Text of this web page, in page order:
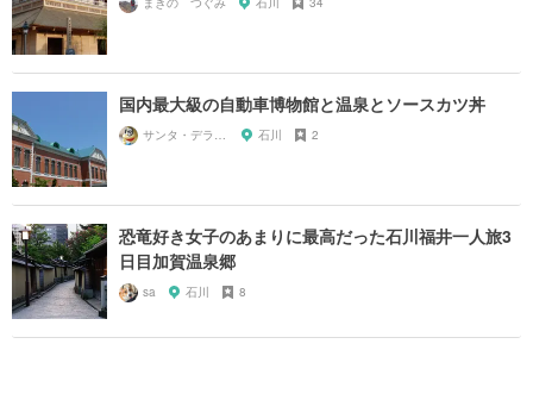
国内最大級の自動車博物館と温泉とソースカツ丼
サンタ・デラックス 石川 2
恐竜好き女子のあまりに最高だった石川福井一人旅3
日目加賀温泉郷
sa 石川 8